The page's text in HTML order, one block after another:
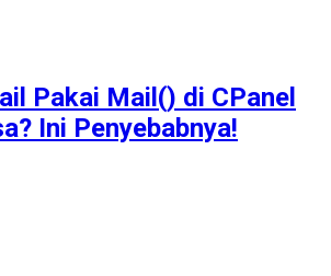
Pakai Mail() di CPanel
Ini Penyebabnya!